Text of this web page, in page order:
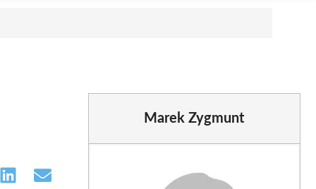
Share Share
Marek Zygmunt